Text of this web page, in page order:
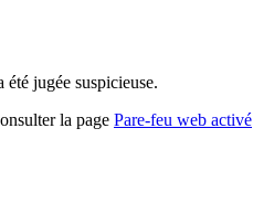
jugée suspicieuse.
la page Pare-feu web activé